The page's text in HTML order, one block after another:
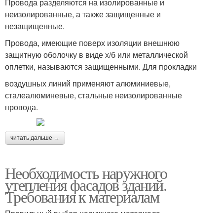
неизолированные, а также защищенные и
незащищенные.
Провода, имеющие поверх изоляции внешнюю
защитную оболочку в виде х/б или металлической
оплетки, называются защищенными. Для прокладки
воздушных линий применяют алюминиевые,
сталеалюминевые, стальные неизолированные
провода.
читать дальше →
Необходимость наружного
утепления фасадов зданий.
Требования к материалам